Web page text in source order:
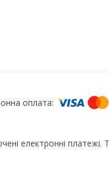
електронні